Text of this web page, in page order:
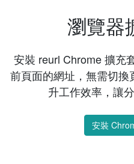
瀏覽器
安裝 reurl Chrome 擴充
前頁面的網址，無需切
升工作效率，讓
安裝